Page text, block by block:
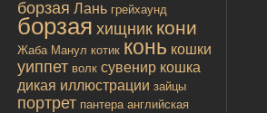
борзая Лань грейхаунд
борзая хищник кони
Жаба Манул котик конь кошки
уиппет волк сувенир кошка
дикая иллюстрации зайцы
портрет пантера английская